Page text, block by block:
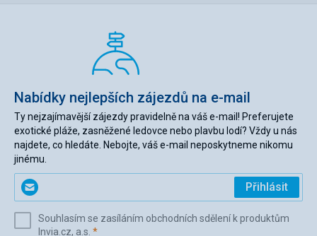
Nabídky nejlepších zájezdů na e-mail
Ty nejzajímavější zájezdy pravidelně na váš e-mail! Preferujete
exotické pláže, zasněžené ledovce nebo plavbu lodí? Vždy u nás
najdete, co hledáte. Nebojte, váš e-mail neposkytneme nikomu
jinému.
Zadejte
svůj
Přihlásit
Souhlasím se zasíláním obchodních sdělení k produktům
Invia.cz, a.s. *(povinné)